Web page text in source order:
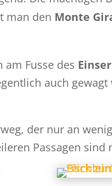
man den Monte
am Fusse des
auch
der nur an
Passagen sind